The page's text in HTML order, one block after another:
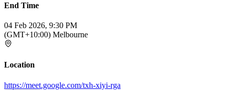
End Time
04 Feb 2026, 9:30 PM
(GMT+10:00) Melbourne
Location
https://meet.google.com/txh-xiyi-rga